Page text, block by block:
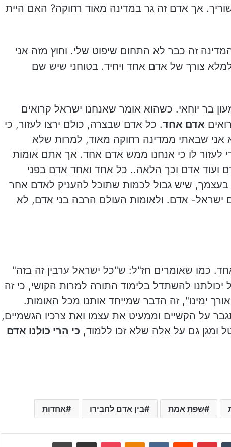
אך אדם זה גר במדינה מאוד רחוקה? האם היית
זה כבר לא התחום שיפוט שלי. וחוץ מזה אני
צורך של אדם אחד ויחיד. בטוחני שיש שם
בר יוחאי. כשהוא אומר שאנחנו ישראל קרואים
אדם אחד. כל אדם שבצרה, כולם ירצו לעזור, כי
אני שבאתי ממדינה רחוקה מאוד, למרות שלא
לעזור לו כי אנחנו ממש אדם אחד. אך אתם אומות
ועוד אדם וכך הלאה.. כל אחד ואחד אדם בפני
שיש גבול לכמות שתוכל להעניק לאדם אחר
ישראל- אדם. ולאומות העולם הרבה בני אדם, לא
כמו שאומרים חז"ל: ש"כל ישראל ערבין זה בזה"
להשתדל בלימוד התורה למרות הקושי, כי זה
ימינו", זה הדבר שמייחד אותנו מכל האומות.
על הקשיים וממעיט את עצמו ואת צרכיו הגשמיים,
ומגן גם על אלה שלא זכו ללמוד, כי הרי כולנו אדם
שפת אמת בין אדם לחבירו אחדות
VKontakte